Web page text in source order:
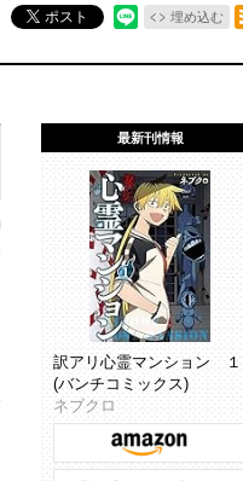
ポスト 埋め込む
最新刊情報
訳アリ心霊マンション １
(バンチコミックス)
ネブクロ